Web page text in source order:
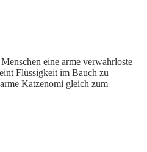
eine arme verwahrloste
Flüssigkeit im Bauch zu
Katzenomi gleich zum